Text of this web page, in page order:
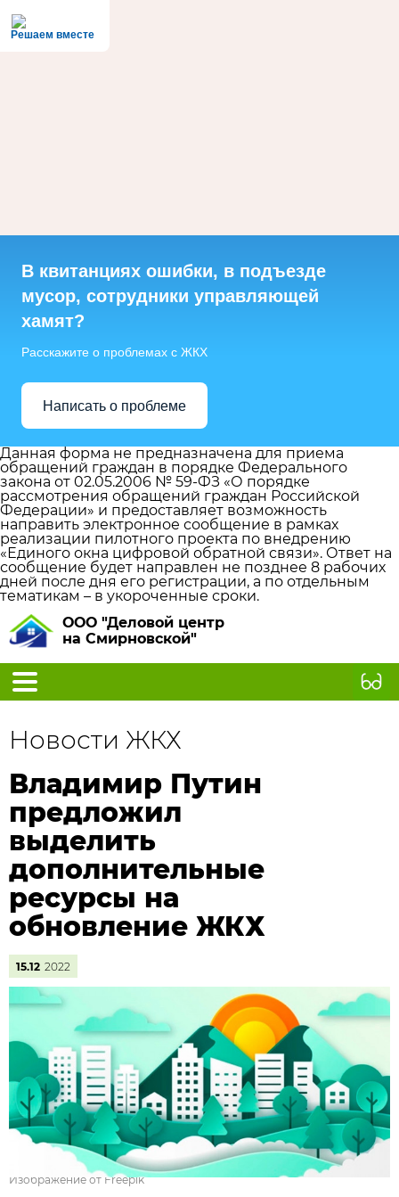
Решаем вместе
В квитанциях ошибки, в подъезде
мусор, сотрудники управляющей
хамят?
Расскажите о проблемах с ЖКХ
Написать о проблеме
Данная форма не предназначена для приема
обращений граждан в порядке Федерального
закона от 02.05.2006 № 59-ФЗ «О порядке
рассмотрения обращений граждан Российской
Федерации» и предоставляет возможность
направить электронное сообщение в рамках
реализации пилотного проекта по внедрению
«Единого окна цифровой обратной связи». Ответ на
сообщение будет направлен не позднее 8 рабочих
дней после дня его регистрации, а по отдельным
тематикам – в укороченные сроки.
ООО "Деловой центр
на Смирновской"
Новости ЖКХ
Владимир Путин
предложил
выделить
дополнительные
ресурсы на
обновление ЖКХ
15.12 2022
Изображение от Freepik